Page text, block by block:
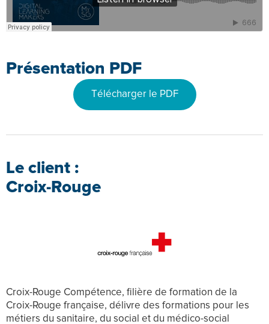
Présentation PDF
Télécharger le PDF
Le client :
Croix-Rouge
Croix-Rouge Compétence, filière de formation de la
Croix-Rouge française, délivre des formations pour les
métiers du sanitaire, du social et du médico-social